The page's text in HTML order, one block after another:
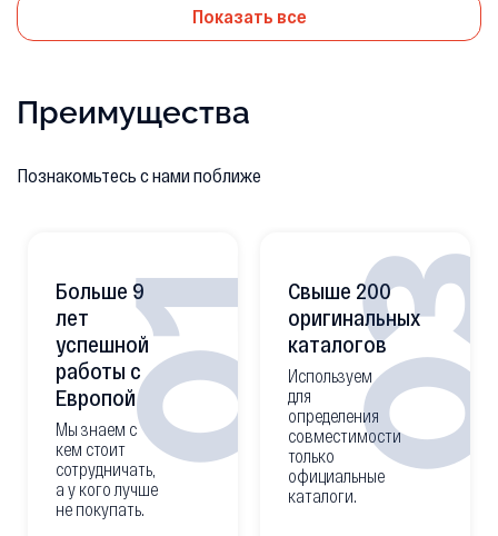
Показать все
Преимущества
Познакомьтесь с нами поближе
01
Больше 9
лет
успешной
работы с
Европой
Мы знаем с
кем стоит
сотрудничать,
а у кого лучше
не покупать.
Свыше 200
оригинальных
каталогов
Используем
для
определения
совместимости
только
официальные
каталоги.